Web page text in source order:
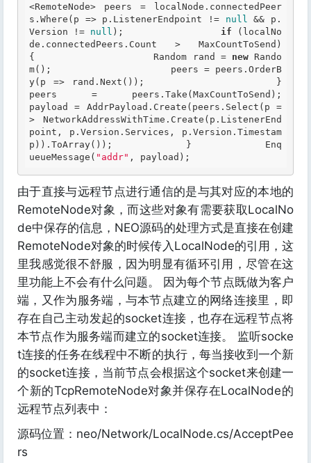
<RemoteNode> peers = localNode.connectedPeer
s.Where(p => p.ListenerEndpoint != null
&& p.
Version != null ); if (localNo
de.connectedPeers.Count > MaxCountToSend)
{                     Random rand = new Rando
m();                     peers = peers.OrderB
y(p => rand.Next());                 }
peers = peers.Take(MaxCountToSend);
payload = AddrPayload.Create(peers.Select(p =
> NetworkAddressWithTime.Create(p.ListenerEnd
point, p.Version.Services, p.Version.Timestam
p)).ToArray());             }             Enq
ueueMessage( "addr" , payload);
由于直接与远程节点进行通信的是与其对应的本地的
RemoteNode对象，而这些对象有需要获取LocalNo
de中保存的信息，NEO源码的处理方式是直接在创建
RemoteNode对象的时候传入LocalNode的引用，这
里我感觉很不舒服，因为明显有循环引用，尽管在这
里功能上不会有什么问题。 因为每个节点既做为客户
端，又作为服务端，与本节点建立的网络连接里，即
存在自己主动发起的socket连接，也存在远程节点将
本节点作为服务端而建立的socket连接。 监听socke
t连接的任务在线程中不断的执行，每当接收到一个新
的socket连接，当前节点会根据这个socket来创建一
个新的TcpRemoteNode对象并保存在LocalNode的
远程节点列表中：
源码位置：neo/Network/LocalNode.cs/AcceptPee
rs